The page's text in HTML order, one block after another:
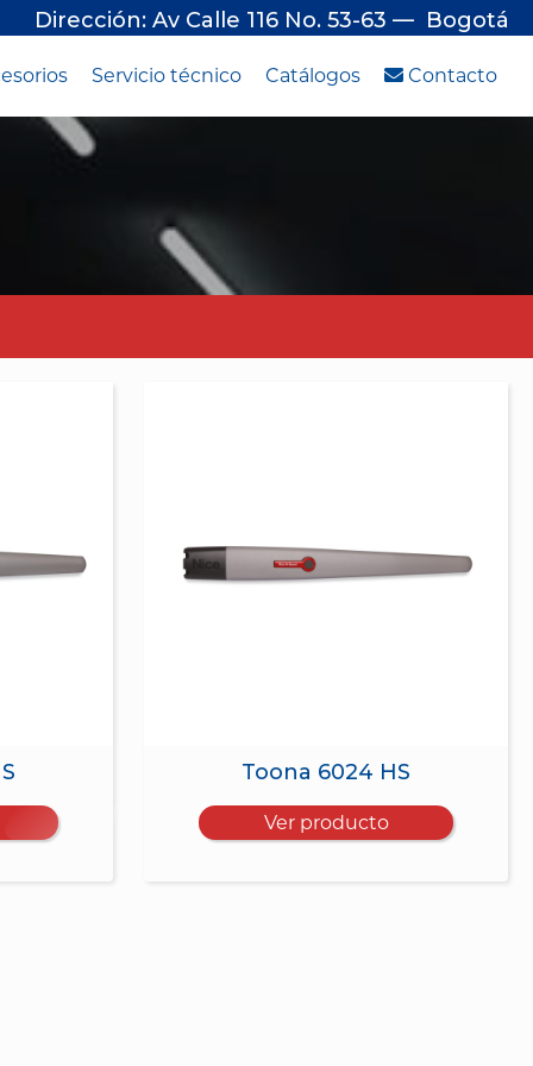
Dirección: Av Calle 116 No. 53-63 — Bogotá
Servicio técnico Catálogos Contacto
Toona 6024 HS
Ver producto